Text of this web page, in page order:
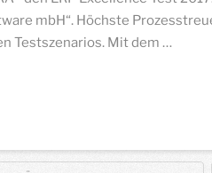
mbH“. Höchste
Testszenarios. Mit dem …